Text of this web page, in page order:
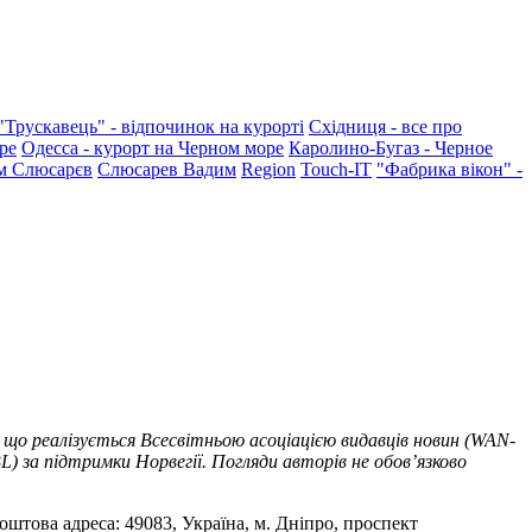
- відпочинок на курорті Східниця - все про
Одесса - курорт на Черном море Каролино-Бугаз - Черное
Слюсарєв Слюсарев Вадим Region Touch-IT "Фабрика вікон" -
Всесвітньою асоціацією видавців новин (WAN-
підтримки Норвегії. Погляди авторів не обов’язково
адреса: 49083, Україна, м. Дніпро, проспект